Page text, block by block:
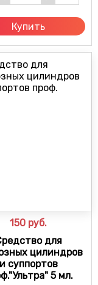
Купить
150 руб.
для
цилиндров
и суппортов
5 мл.